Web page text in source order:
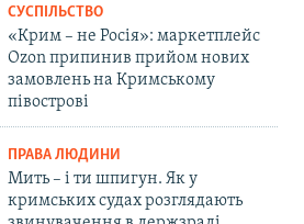
СУСПІЛЬСТВО
«Крим – не Росія»: маркетплейс
Ozon припинив прийом нових
замовлень на Кримському
півострові
ПРАВА ЛЮДИНИ
Мить – і ти шпигун. Як у
кримських судах розглядають